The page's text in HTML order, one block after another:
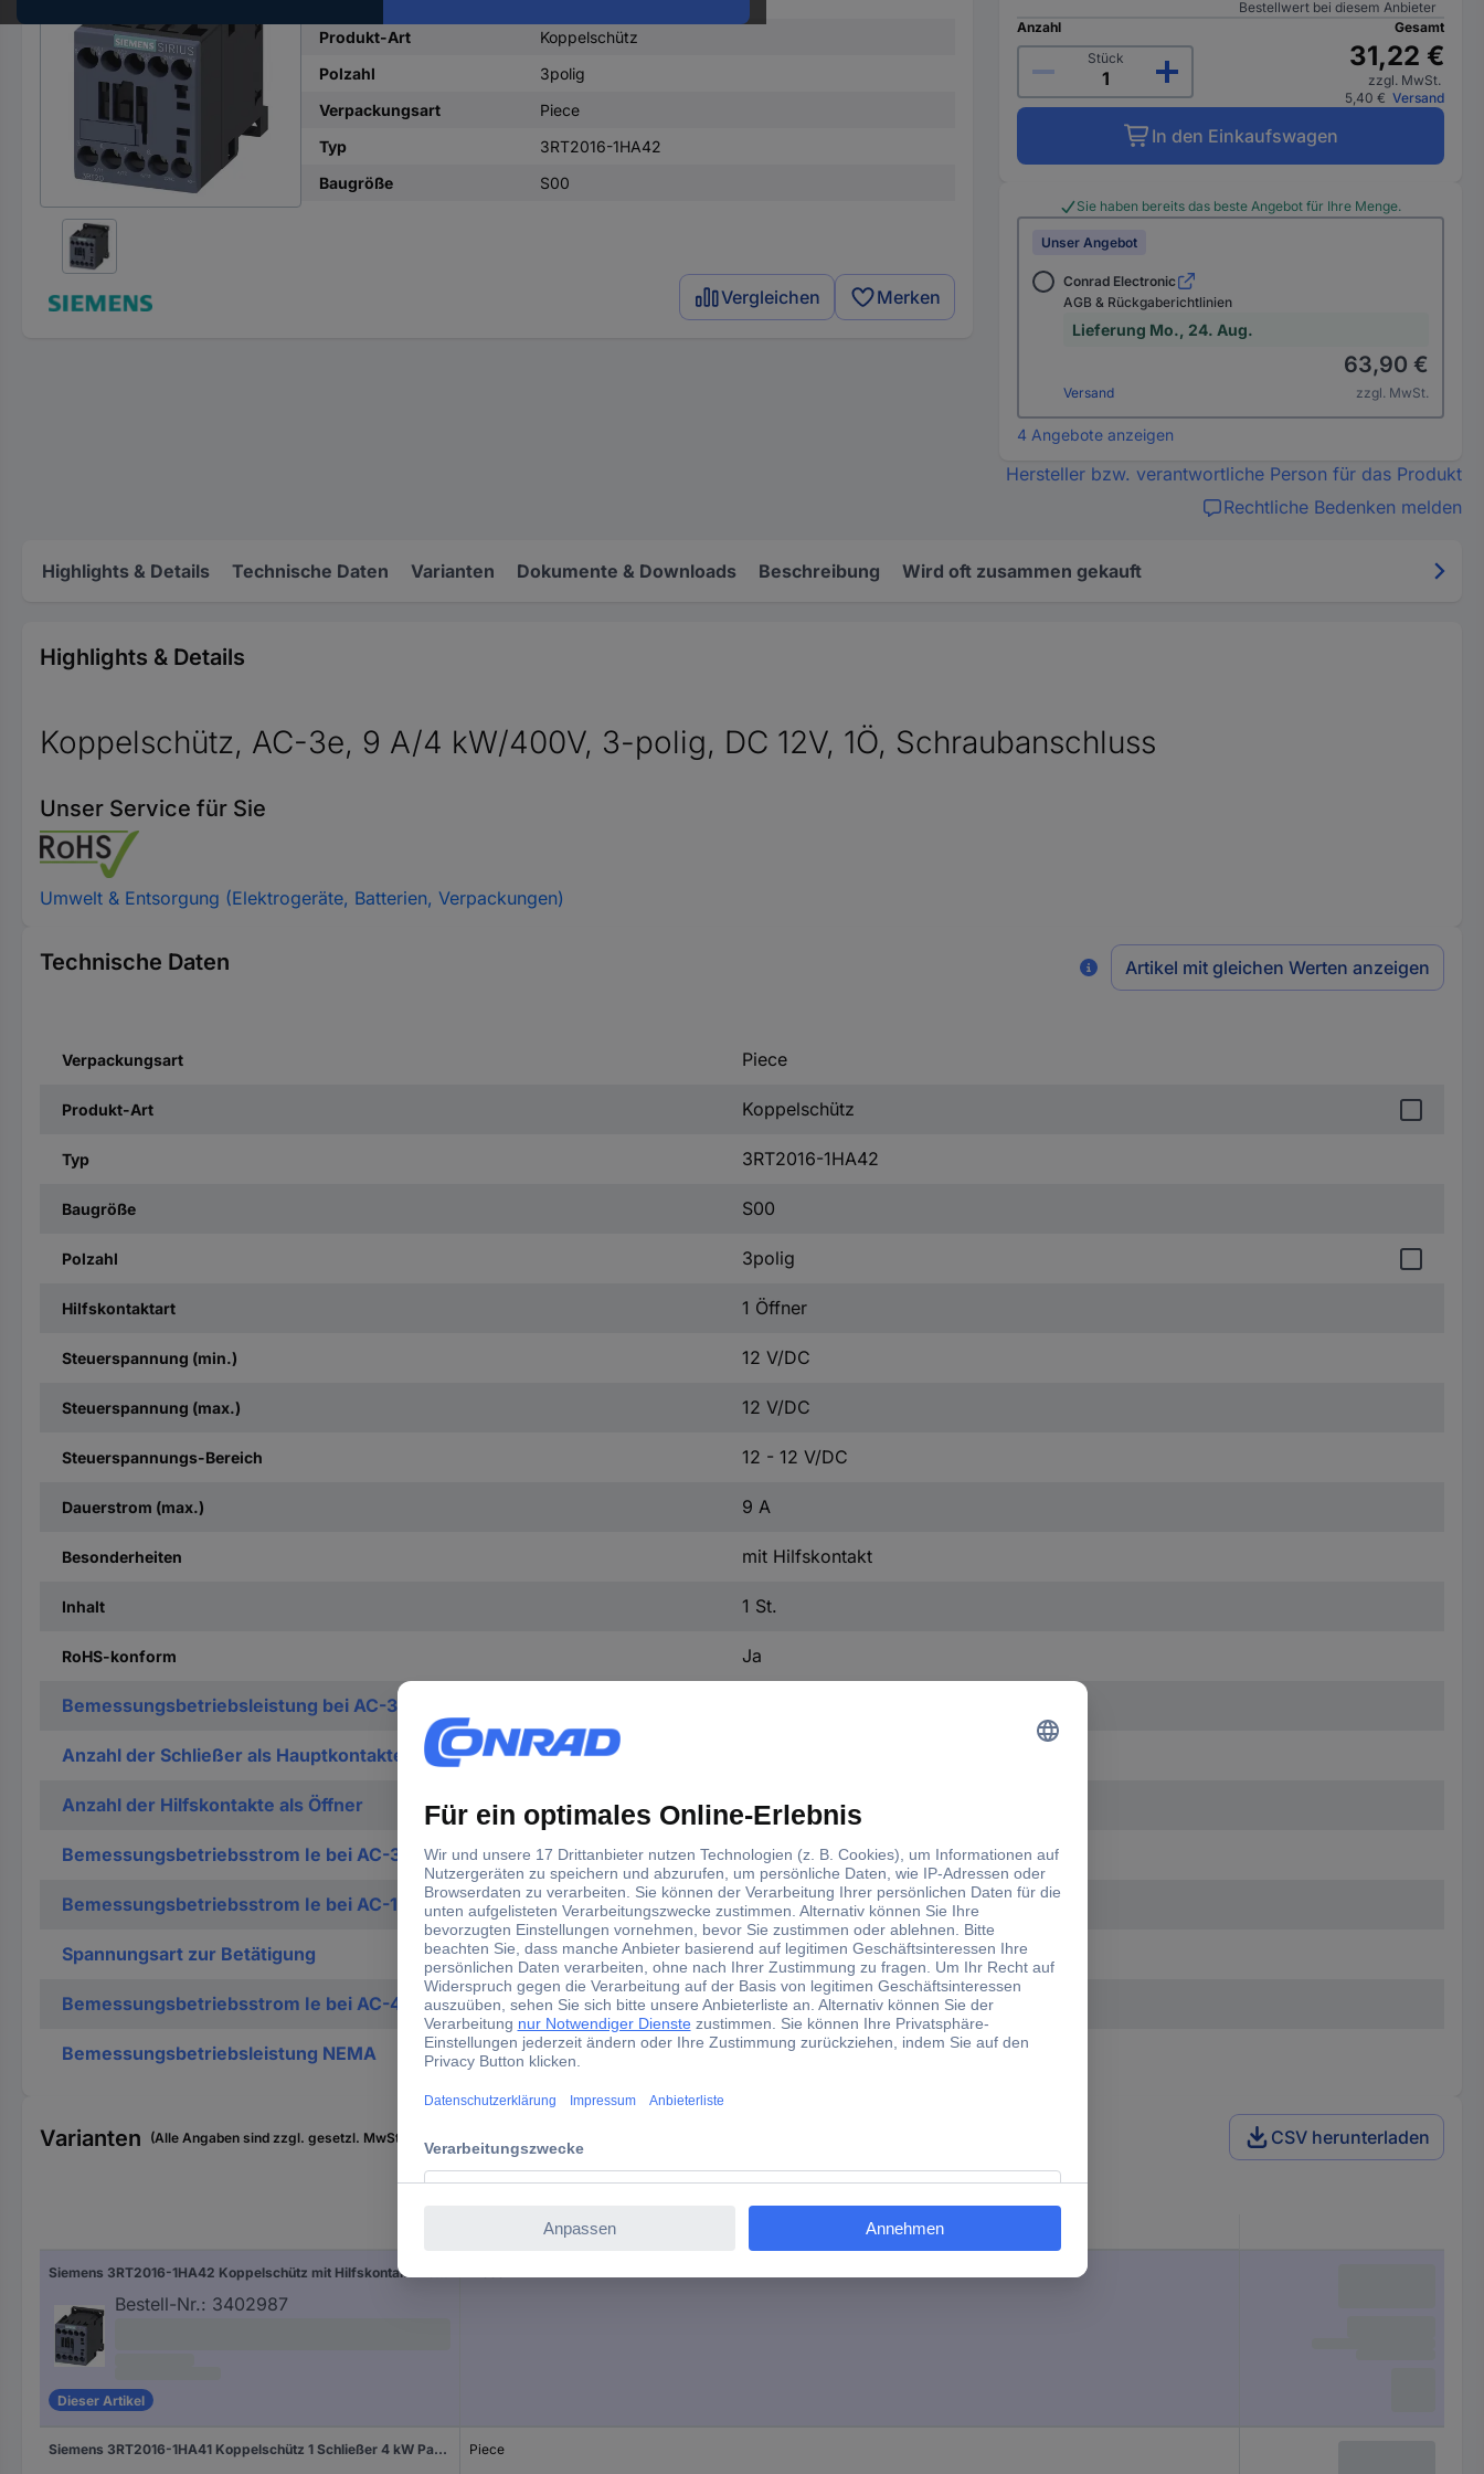
Teile-
Produkt-Art
Koppelschütz
Polzahl
3polig
Verpackungsart
Piece
Typ
3RT2016-1HA42
Baugröße
S00
Vergleichen Merken
Bestellwert bei diesem Anbieter
Anzahl
Stück
Gesamt
31,22 €
zzgl. MwSt.
5,40 € Versand
In den Einkaufswagen
Sie haben bereits das beste Angebot für Ihre Menge.
Unser Angebot
Conrad Electronic
AGB & Rückgaberichtlinien
Lieferung Mo., 24. Aug.
Versand
63,90 €
zzgl. MwSt.
4 Angebote anzeigen
Hersteller bzw. verantwortliche Person für das Produkt
Rechtliche Bedenken melden
Highlights & Details Technische Daten Varianten Dokumente & Downloads Beschreibung Wird oft zusammen gekauft
Highlights & Details
Koppelschütz, AC-3e, 9 A/4 kW/400V, 3-polig, DC 12V, 1Ö, Schraubanschluss
Unser Service für Sie
Umwelt & Entsorgung (Elektrogeräte, Batterien, Verpackungen)
Technische Daten Artikel mit gleichen Werten anzeigen
Verpackungsart Piece
Produkt-Art Koppelschütz
Typ 3RT2016-1HA42
Baugröße S00
Polzahl 3polig
Hilfskontaktart 1 Öffner
Steuerspannung (min.) 12 V/DC
Steuerspannung (max.) 12 V/DC
Steuerspannungs-Bereich 12 - 12 V/DC
Dauerstrom (max.) 9 A
Besonderheiten mit Hilfskontakt
Inhalt 1 St.
RoHS-konform Ja
Bemessungsbetriebsleistung bei AC-3, 400 V
Anzahl der Schließer als Hauptkontakte
Anzahl der Hilfskontakte als Öffner 1
Bemessungsbetriebsstrom Ie bei AC-3, 400 V 9 A
Bemessungsbetriebsstrom Ie bei AC-1, 400 V 22 A
Spannungsart zur Betätigung DC
Bemessungsbetriebsstrom Ie bei AC-4, 400 V 8.5 A
Bemessungsbetriebsleistung NEMA 3.67749375
Varianten (Alle Angaben sind zzgl. gesetzl. MwSt., zzgl. Versand) CSV herunterladen
Verpackungsart
Bestell-Nr.: 3402987
Dieser Artikel
Siemens 3RT2016-1HA41 Koppelschütz 1 Schließer 4 kW Passend für Marke (Relais): Siemens Piece 1 St. Piece